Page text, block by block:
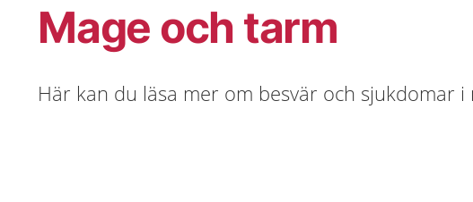
Mage och tarm
Här kan du läsa mer om besvär och sjukdomar i